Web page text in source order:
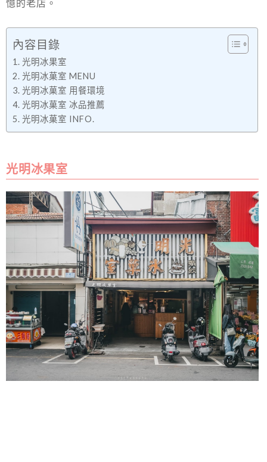
憶的老店。
內容目錄
光明冰果室
光明冰菓室 MENU
光明冰菓室 用餐環境
光明冰菓室 冰品推薦
光明冰菓室 INFO.
光明冰果室